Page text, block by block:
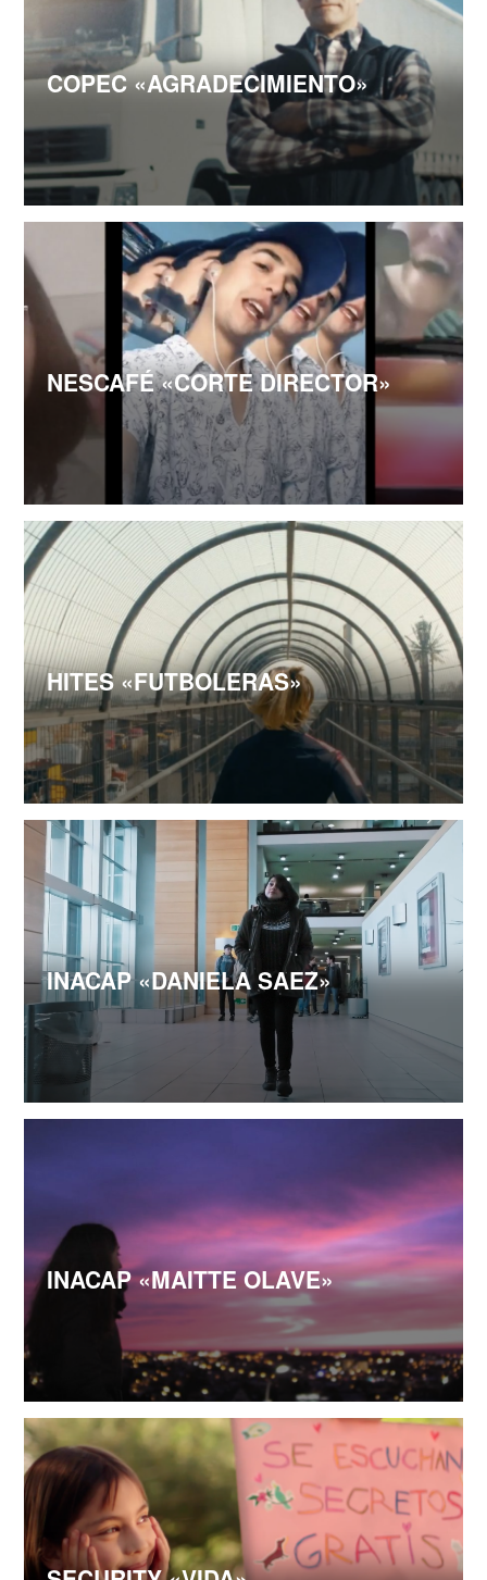
COPEC «AGRADECIMIENTO»
NESCAFÉ «CORTE DIRECTOR»
HITES «FUTBOLERAS»
INACAP «DANIELA SAEZ»
INACAP «MAITTE OLAVE»